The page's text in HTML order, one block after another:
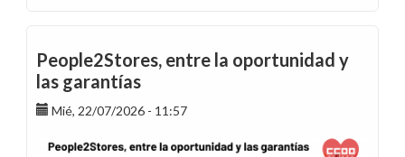
25N
sin
más
violencia
las
People2Stores, entre la oportunidad y
las garantías
Mié, 22/07/2026 - 11:57